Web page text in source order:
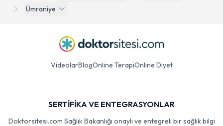
Ümraniye
VideolarBlogOnline TerapiOnline Diyet
SERTİFİKA VE ENTEGRASYONLAR
Doktorsitesi.com Sağlık Bakanlığı onaylı ve entegreli bir sağlık bilgi